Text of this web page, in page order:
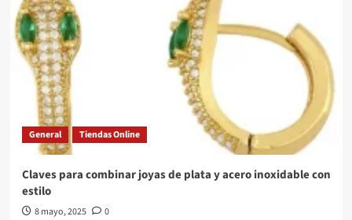
General Tiendas Online
Claves para combinar joyas de plata y acero inoxidable con
estilo
8 mayo, 2025 0